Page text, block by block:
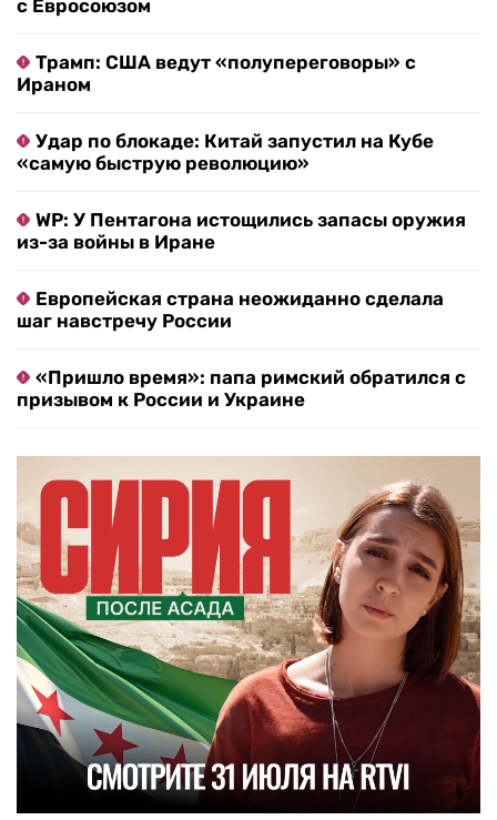
с Евросоюзом
Трамп: США ведут «полупереговоры» с
Ираном
Удар по блокаде: Китай запустил на Кубе
«самую быструю революцию»
WP: У Пентагона истощились запасы оружия
из-за войны в Иране
Европейская страна неожиданно сделала
шаг навстречу России
«Пришло время»: папа римский обратился с
призывом к России и Украине